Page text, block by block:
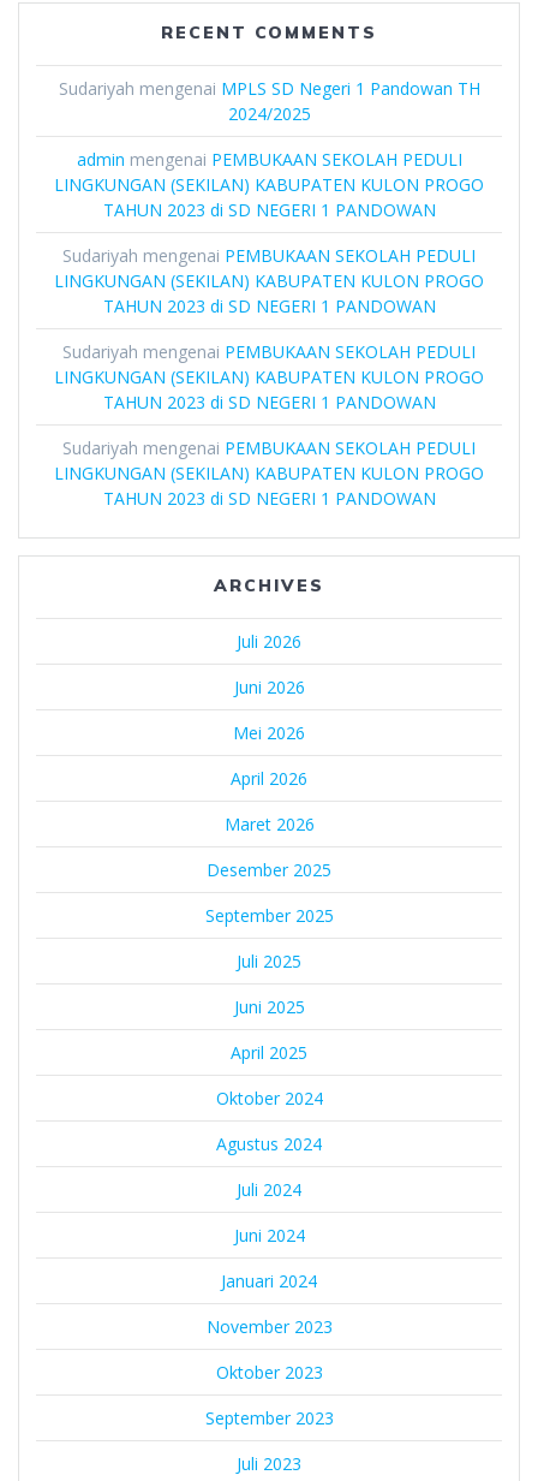
RECENT COMMENTS
Sudariyah mengenai MPLS SD Negeri 1 Pandowan TH
2024/2025
admin mengenai PEMBUKAAN SEKOLAH PEDULI
LINGKUNGAN (SEKILAN) KABUPATEN KULON PROGO
TAHUN 2023 di SD NEGERI 1 PANDOWAN
Sudariyah mengenai PEMBUKAAN SEKOLAH PEDULI
LINGKUNGAN (SEKILAN) KABUPATEN KULON PROGO
TAHUN 2023 di SD NEGERI 1 PANDOWAN
Sudariyah mengenai PEMBUKAAN SEKOLAH PEDULI
LINGKUNGAN (SEKILAN) KABUPATEN KULON PROGO
TAHUN 2023 di SD NEGERI 1 PANDOWAN
Sudariyah mengenai PEMBUKAAN SEKOLAH PEDULI
LINGKUNGAN (SEKILAN) KABUPATEN KULON PROGO
TAHUN 2023 di SD NEGERI 1 PANDOWAN
ARCHIVES
Juli 2026
Juni 2026
Mei 2026
April 2026
Maret 2026
Desember 2025
September 2025
Juli 2025
Juni 2025
April 2025
Oktober 2024
Agustus 2024
Juli 2024
Juni 2024
Januari 2024
November 2023
Oktober 2023
September 2023
Juli 2023